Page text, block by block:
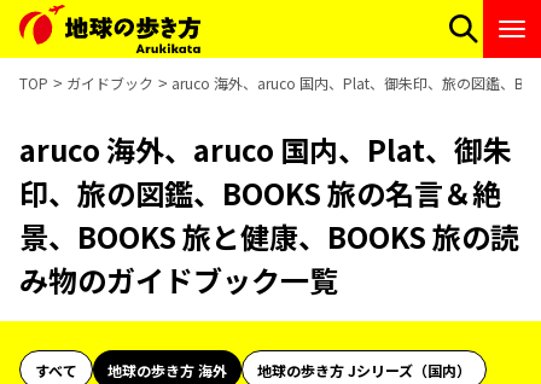
TOP ガイドブック aruco 海外、aruco 国内、Plat、御朱印、旅の図鑑、
aruco 海外、aruco 国内、Plat、御朱
印、旅の図鑑、BOOKS 旅の名言＆絶
景、BOOKS 旅と健康、BOOKS 旅の読
み物のガイドブック一覧
すべて 地球の歩き方 海外
地球の歩き方 Jシリーズ（国内）